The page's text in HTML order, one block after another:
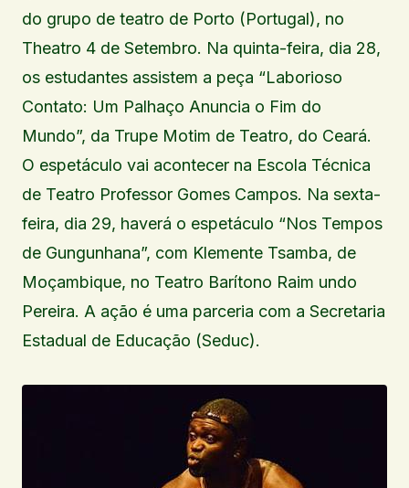
do grupo de teatro de Porto (Portugal), no
Theatro 4 de Setembro. Na quinta-feira, dia 28,
os estudantes assistem a peça “Laborioso
Contato: Um Palhaço Anuncia o Fim do
Mundo”, da Trupe Motim de Teatro, do Ceará.
O espetáculo vai acontecer na Escola Técnica
de Teatro Professor Gomes Campos. Na sexta-
feira, dia 29, haverá o espetáculo “Nos Tempos
de Gungunhana”, com Klemente Tsamba, de
Moçambique, no Teatro Barítono Raim undo
Pereira. A ação é uma parceria com a Secretaria
Estadual de Educação (Seduc).